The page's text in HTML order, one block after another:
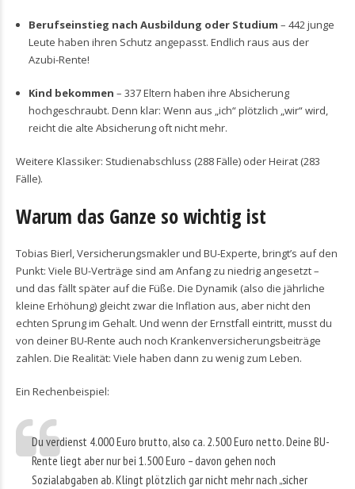
Berufseinstieg nach Ausbildung oder Studium – 442 junge
Leute haben ihren Schutz angepasst. Endlich raus aus der
Azubi-Rente!
Kind bekommen – 337 Eltern haben ihre Absicherung
hochgeschraubt. Denn klar: Wenn aus „ich“ plötzlich „wir“ wird,
reicht die alte Absicherung oft nicht mehr.
Weitere Klassiker: Studienabschluss (288 Fälle) oder Heirat (283
Fälle).
Warum das Ganze so wichtig ist
Tobias Bierl, Versicherungsmakler und BU-Experte, bringt’s auf den
Punkt: Viele BU-Verträge sind am Anfang zu niedrig angesetzt –
und das fällt später auf die Füße. Die Dynamik (also die jährliche
kleine Erhöhung) gleicht zwar die Inflation aus, aber nicht den
echten Sprung im Gehalt. Und wenn der Ernstfall eintritt, musst du
von deiner BU-Rente auch noch Krankenversicherungsbeiträge
zahlen. Die Realität: Viele haben dann zu wenig zum Leben.
Ein Rechenbeispiel:
Du verdienst 4.000 Euro brutto, also ca. 2.500 Euro netto. Deine BU-
Rente liegt aber nur bei 1.500 Euro – davon gehen noch
Sozialabgaben ab. Klingt plötzlich gar nicht mehr nach „sicher